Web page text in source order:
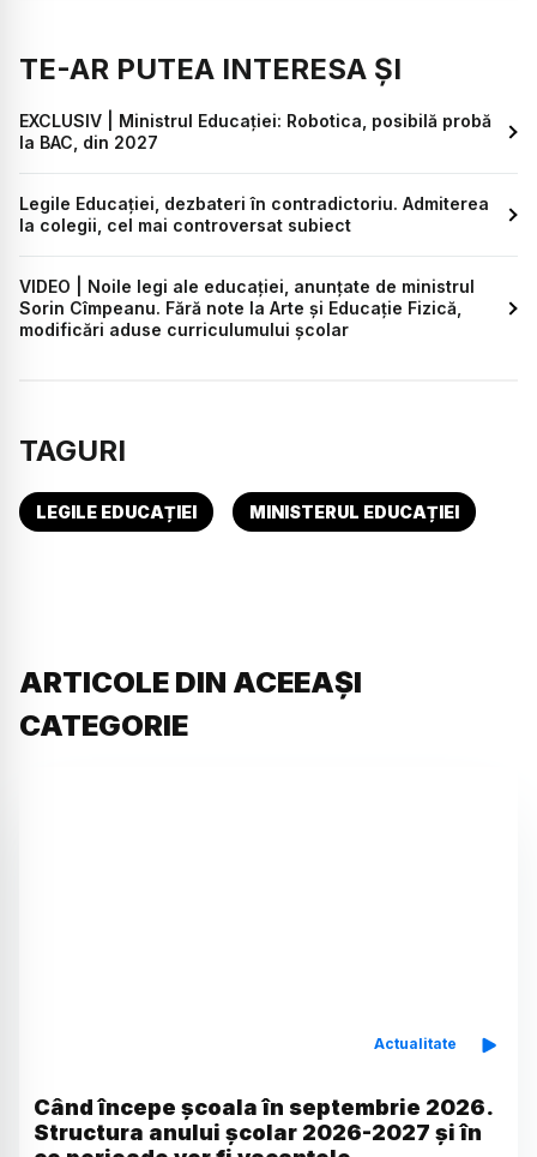
TE-AR PUTEA INTERESA ȘI
EXCLUSIV | Ministrul Educației: Robotica, posibilă probă
la BAC, din 2027
Legile Educației, dezbateri în contradictoriu. Admiterea
la colegii, cel mai controversat subiect
VIDEO | Noile legi ale educației, anunțate de ministrul
Sorin Cîmpeanu. Fără note la Arte și Educație Fizică,
modificări aduse curriculumului şcolar
TAGURI
LEGILE EDUCAȚIEI MINISTERUL EDUCAȚIEI
ARTICOLE DIN ACEEAȘI
CATEGORIE
Actualitate
Când începe școala în septembrie 2026.
Structura anului școlar 2026-2027 și în